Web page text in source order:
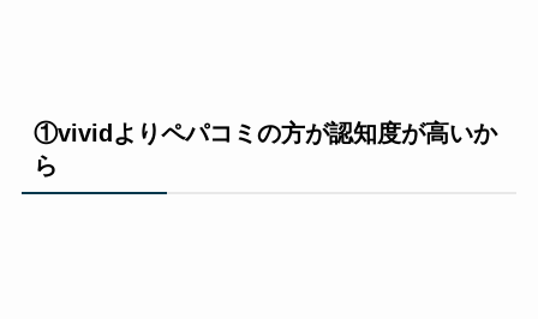
①vividよりペパコミの方が認知度が高いか
ら